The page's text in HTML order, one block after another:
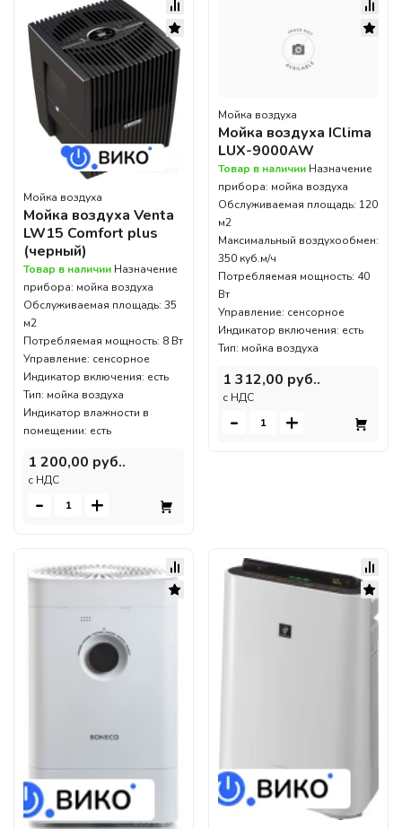
Мойка воздуха
Мойка воздуха Venta
LW15 Comfort plus
(черный)
Товар в наличии Назначение
прибора: мойка воздуха
Обслуживаемая площадь: 35
м2
Потребляемая мощность: 8 Вт
Управление: сенсорное
Индикатор включения: есть
Тип: мойка воздуха
Индикатор влажности в
помещении: есть
1 200,00 руб..
c НДС
- +
Мойка воздуха
Мойка воздуха IClima
LUX-9000AW
Товар в наличии Назначение
прибора: мойка воздуха
Обслуживаемая площадь: 120
м2
Максимальный воздухообмен:
350 куб.м/ч
Потребляемая мощность: 40
Вт
Управление: сенсорное
Индикатор включения: есть
Тип: мойка воздуха
1 312,00 руб..
c НДС
- +